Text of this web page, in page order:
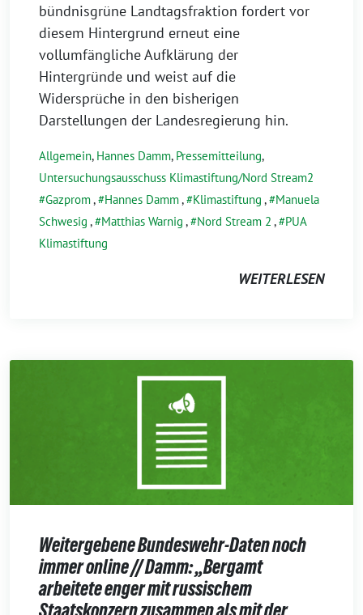
bündnisgrüne Landtagsfraktion fordert vor
diesem Hintergrund erneut eine
vollumfängliche Aufklärung der
Hintergründe und weist auf die
Widersprüche in den bisherigen
Darstellungen der Landesregierung hin.
Allgemein, Hannes Damm, Pressemitteilung,
Untersuchungsausschuss Klimastiftung/Nord Stream2
Gazprom, Hannes Damm, Klimastiftung ,
Manuela
Schwesig , Matthias Warnig , Nord Stream 2 ,
PUA
Klimastiftung
WEITERLESEN
Weitergebene Bundeswehr-Daten noch
immer online // Damm: „Bergamt
arbeitete enger mit russischem
Staatskonzern zusammen als mit der